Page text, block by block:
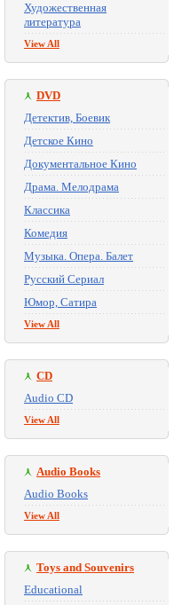
Художественная
литература
View All
DVD
Детектив, Боевик
Детское Кино
Документальное Кино
Драма. Мелодрама
Классика
Комедия
Музыка. Опера. Балет
Русский Сериал
Юмор, Сатира
View All
CD
Audio CD
View All
Audio Books
Audio Books
View All
Toys and Souvenirs
Educational